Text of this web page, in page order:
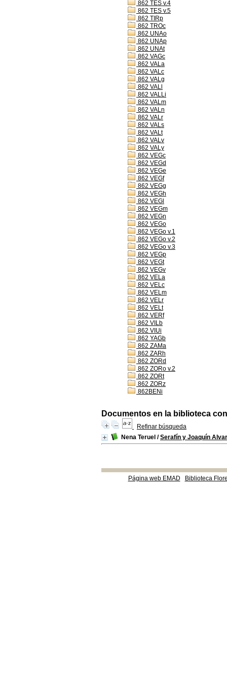
862 TES v.4
862 TES v.5
862 TIRp
862 TROc
862 UNAo
862 UNAp
862 UNAt
862 VAGc
862 VALa
862 VALc
862 VALg
862 VALl
862 VALLi
862 VALm
862 VALn
862 VALr
862 VALs
862 VALt
862 VALv
862 VALy
862 VEGc
862 VEGd
862 VEGe
862 VEGf
862 VEGg
862 VEGh
862 VEGl
862 VEGm
862 VEGn
862 VEGo
862 VEGo v.1
862 VEGo v.2
862 VEGo v.3
862 VEGp
862 VEGt
862 VEGv
862 VELa
862 VELc
862 VELm
862 VELr
862 VELt
862 VERf
862 VILb
862 VIUi
862 YAGb
862 ZAMa
862 ZARh
862 ZORd
862 ZORo v.2
862 ZORt
862 ZORz
862BENi
Documentos en la biblioteca
Refinar búsqueda
Nena Teruel /Serafín y Joaquín
Página web EMAD Biblioteca